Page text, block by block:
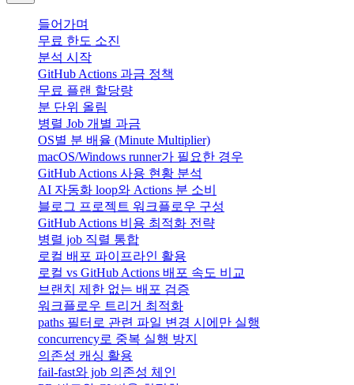
들어가며
무료 한도 소진
분석 시작
GitHub Actions 과금 정책
무료 플랜 할당량
분 단위 올림
병렬 Job 개별 과금
OS별 분 배율 (Minute Multiplier)
macOS/Windows runner가 필요한 경우
GitHub Actions 사용 현황 분석
AI 자동화 loop와 Actions 분 소비
블로그 프로젝트 워크플로우 구성
GitHub Actions 비용 최적화 전략
병렬 job 직렬 통합
로컬 배포 파이프라인 활용
로컬 vs GitHub Actions 배포 속도 비교
브랜치 제한 없는 배포 검증
워크플로우 트리거 최적화
paths 필터로 관련 파일 변경 시에만 실행
concurrency로 중복 실행 방지
의존성 캐싱 활용
fail-fast와 job 의존성 체인